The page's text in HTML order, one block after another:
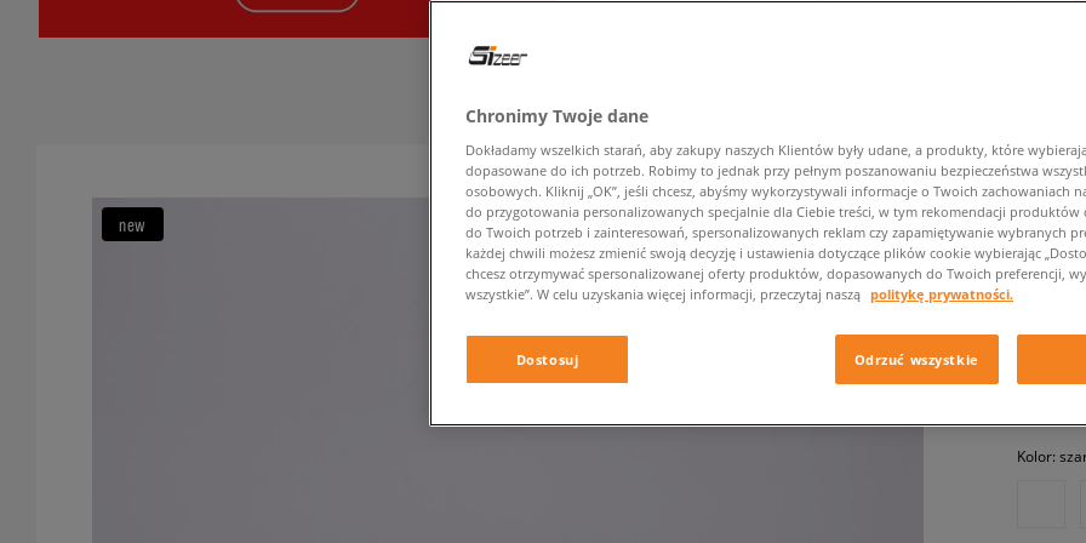
new
NEW
damskie,
Kolor:
Chronimy Twoje dane
Dokładamy wszelkich starań, aby zakupy naszych Klientów były udane, a produkty, które
dopasowane do ich potrzeb. Robimy to jednak przy pełnym poszanowaniu bezpieczeństwa
osobowych. Kliknij „OK”, jeśli chcesz, abyśmy wykorzystywali informacje o Twoich zachowaniach
do przygotowania personalizowanych specjalnie dla Ciebie treści, w tym rekomendacji produktów
do Twoich potrzeb i zainteresowań, spersonalizowanych reklam czy zapamiętywanie wybranych
każdej chwili możesz zmienić swoją decyzję i ustawienia dotyczące plików cookie wybierając
chcesz otrzymywać spersonalizowanej oferty produktów, dopasowanych do Twoich preferencji,
wszystkie”. W celu uzyskania więcej informacji, przeczytaj naszą politykę prywatności.
Dostosuj Odrzuć wszystkie